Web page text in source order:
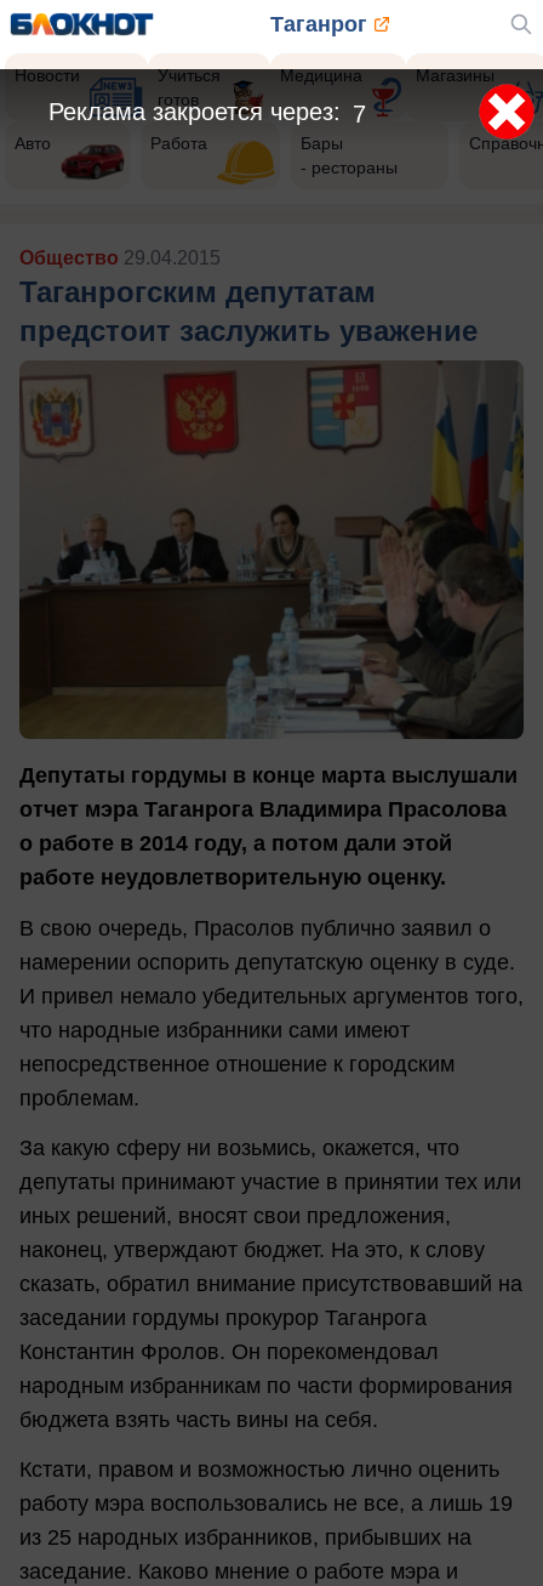
Таганрог
Новости
Учиться
готов
Медицина Магазины
Авто Работа
Бары
- рестораны
Общество 29.04.2015
Таганрогским депутатам
предстоит заслужить уважение
Депутаты гордумы в конце марта выслушали
отчет мэра Таганрога Владимира Прасолова
о работе в 2014 году, а потом дали этой
работе неудовлетворительную оценку.
В свою очередь, Прасолов публично заявил о
намерении оспорить депутатскую оценку в суде.
И привел немало убедительных аргументов того,
что народные избранники сами имеют
непосредственное отношение к городским
проблемам.
За какую сферу ни возьмись, окажется, что
депутаты принимают участие в принятии тех или
иных решений, вносят свои предложения,
наконец, утверждают бюджет. На это, к слову
сказать, обратил внимание присутствовавший на
заседании гордумы прокурор Таганрога
Константин Фролов. Он порекомендовал
народным избранникам по части формирования
бюджета взять часть вины на себя.
Кстати, правом и возможностью лично оценить
работу мэра воспользовались не все, а лишь 19
из 25 народных избранников, прибывших на
заседание. Каково мнение о работе мэра и
5
Реклама закроется через: